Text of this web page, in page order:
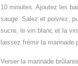
10 minutes. Ajoutez les
sauge. Salez et poivrez,
sucre, le vin blanc et la
laissez frémir la marinade
Verser la marinade